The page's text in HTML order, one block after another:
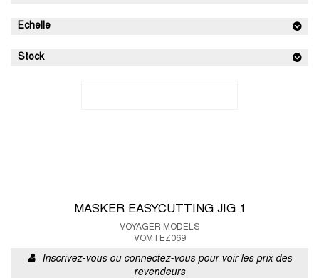
Echelle
Stock
MASKER EASYCUTTING JIG 1
VOYAGER MODELS
VOMTEZ069
Inscrivez-vous ou connectez-vous pour voir les prix des
revendeurs